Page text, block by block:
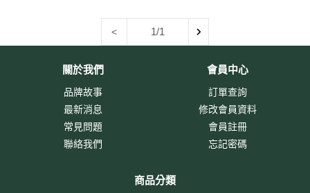
< 1/1
關於我們
品牌故事
最新消息
常見問題
聯絡我們
會員中心
訂單查詢
修改會員資料
會員註冊
忘記密碼
商品分類